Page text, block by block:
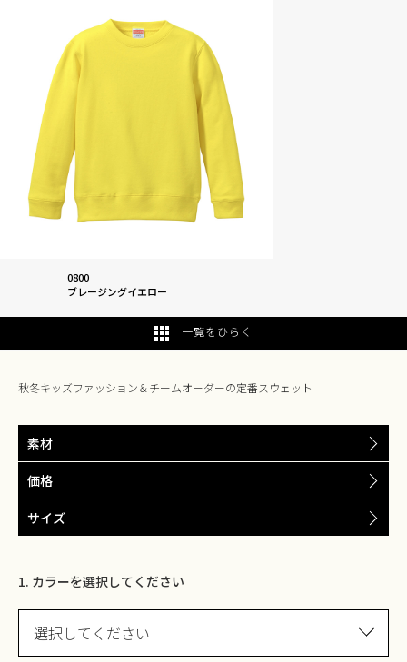
0800
ブレージングイエロー
一覧をひらく
秋冬キッズファッション＆チームオーダーの定番スウェット
素材
価格
サイズ
1. カラーを選択してください
選択してください